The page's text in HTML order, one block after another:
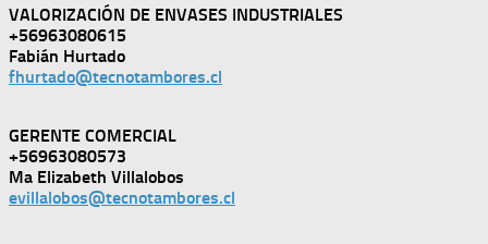
VALORIZACIÓN DE ENVASES INDUSTRIALES
+56963080615
Fabián Hurtado
fhurtado@tecnotambores.cl
GERENTE COMERCIAL
+56963080573
Ma Elizabeth Villalobos
evillalobos@tecnotambores.cl